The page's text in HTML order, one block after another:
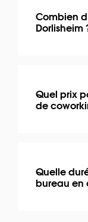
Combien
Dorlisheim
Quel prix
de
Quelle
bureau en